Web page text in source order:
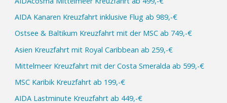
€“
AIDA Kanaren Kreuzfahrt inklusive Flug ab 989,-€
Ostsee & Baltikum Kreuzfahrt mit der MSC ab 749,-€
Asien Kreuzfahrt mit Royal Caribbean ab 259,-€
Mittelmeer Kreuzfahrt mit der Costa Smeralda ab 599,-€
MSC Karibik Kreuzfahrt ab 199,-€
AIDA Lastminute Kreuzfahrt ab 449,-€